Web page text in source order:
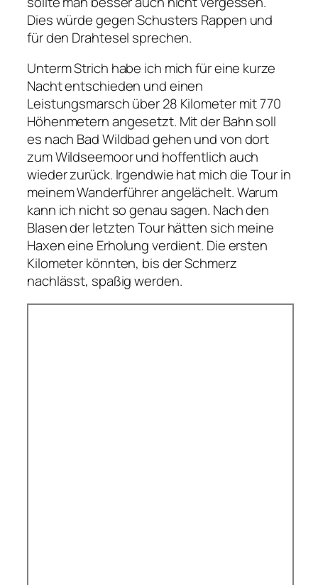
Dies würde gegen Schusters Rappen und
für den Drahtesel sprechen.
Unterm Strich habe ich mich für eine kurze
Nacht entschieden und einen
Leistungsmarsch über 28 Kilometer mit 770
Höhenmetern angesetzt. Mit der Bahn soll
es nach Bad Wildbad gehen und von dort
zum Wildseemoor und hoffentlich auch
wieder zurück. Irgendwie hat mich die Tour in
meinem Wanderführer angelächelt. Warum
kann ich nicht so genau sagen. Nach den
Blasen der letzten Tour hätten sich meine
Haxen eine Erholung verdient. Die ersten
Kilometer könnten, bis der Schmerz
nachlässt, spaßig werden.